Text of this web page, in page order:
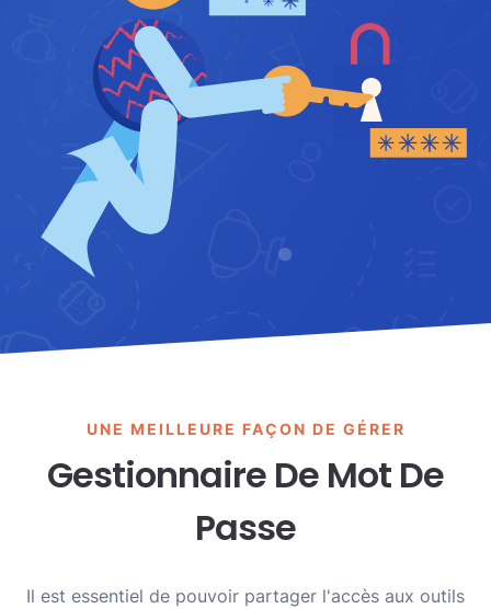
UNE MEILLEURE FAÇON DE GÉRER
Gestionnaire De Mot De
Passe
Il est essentiel de pouvoir partager l'accès aux outils